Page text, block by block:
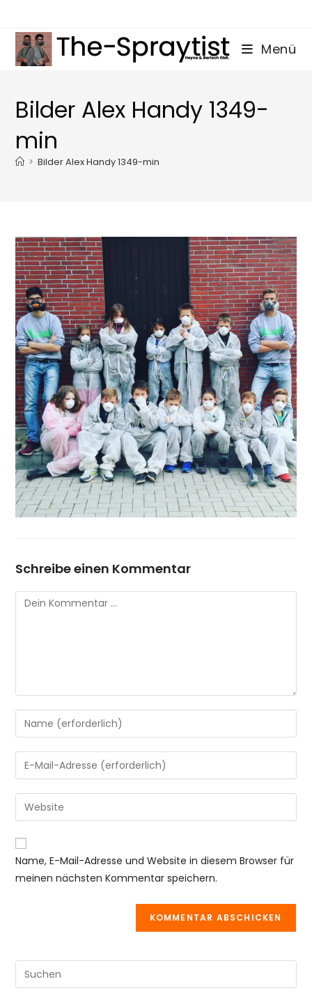
springen
Menü
Bilder Alex Handy 1349-
min
> Bilder Alex Handy 1349-min
Schreibe einen Kommentar
Kommentar
Gib
deinen
Namen
oder
zum
Kommentieren
ein
Gib
deine
E-
Mail-
zum
Kommentieren
ein
Gib
deine
Website-
URL
Name, E-Mail-Adresse und Website in diesem Browser für
meinen nächsten Kommentar speichern.